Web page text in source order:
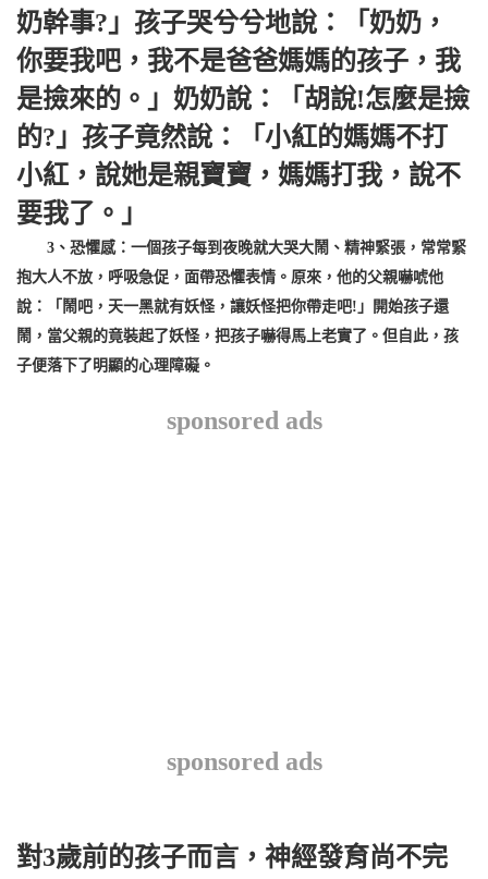
奶幹事?」孩子哭兮兮地說：「奶奶，
你要我吧，我不是爸爸媽媽的孩子，我
是撿來的。」奶奶說：「胡說!怎麼是撿
的?」孩子竟然說：「小紅的媽媽不打
小紅，說她是親寶寶，媽媽打我，說不
要我了。」
3、恐懼感：一個孩子每到夜晚就大哭大鬧、精神緊張，常常緊
抱大人不放，呼吸急促，面帶恐懼表情。原來，他的父親嚇唬他
說：「鬧吧，天一黑就有妖怪，讓妖怪把你帶走吧!」開始孩子還
鬧，當父親的竟裝起了妖怪，把孩子嚇得馬上老實了。但自此，孩
子便落下了明顯的心理障礙。
sponsored ads
sponsored ads
對3歲前的孩子而言，神經發育尚不完